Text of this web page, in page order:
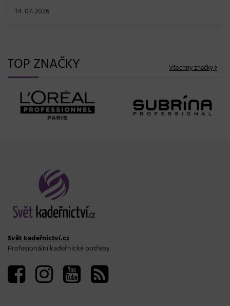
TOP ZNAČKY Všechny značky
Svět kadeřnictví.cz
Profesionální kadeřnické potřeby